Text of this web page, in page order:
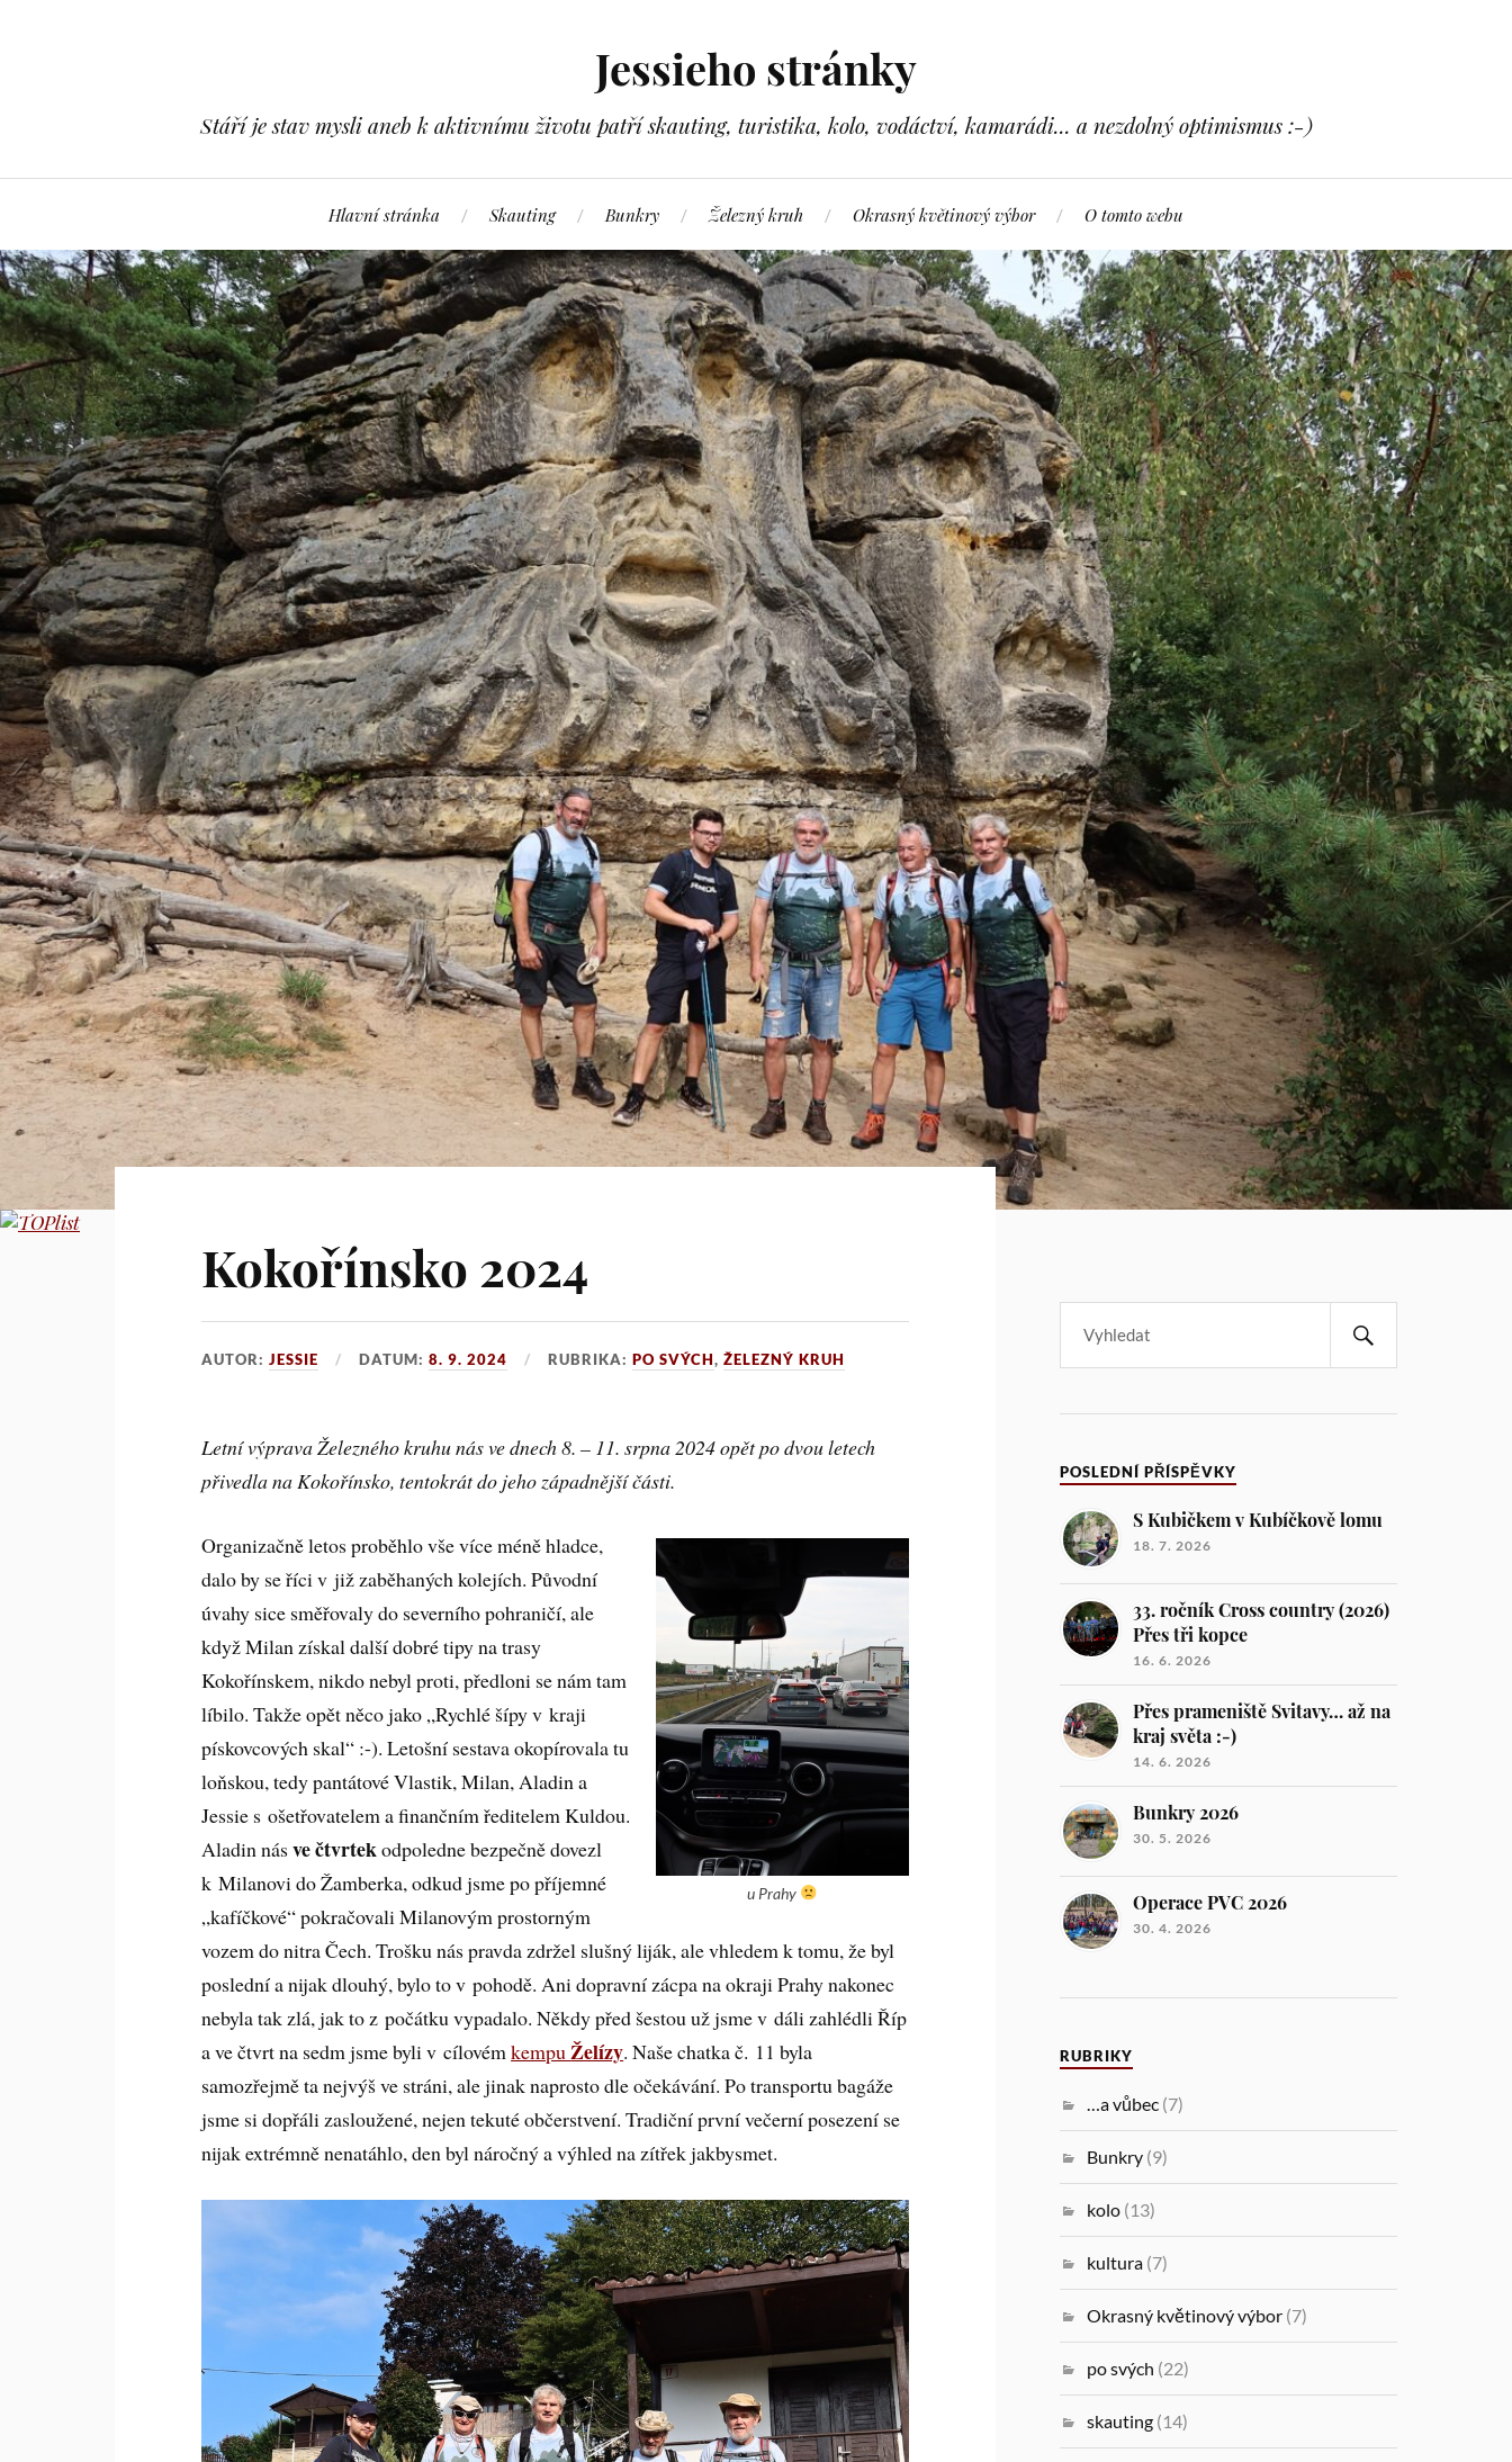
Jessieho stránky
Stáří je stav mysli aneb k aktivnímu životu patří skauting, turistika, kolo, vodáctví, kamarádi... a nezdolný optimismus :-)
Hlavní stránka Skauting Bunkry Železný kruh Okrasný květinový výbor O tomto webu
Kokořínsko 2024
AUTOR:JESSIE DATUM:8. 9. 2024 RUBRIKA:PO SVÝCH,ŽELEZNÝ KRUH
Letní výprava Železného kruhu nás ve dnech 8. – 11. srpna 2024 opět po dvou letech
přivedla na Kokořínsko, tentokrát do jeho západnější části.
u Prahy
Organizačně letos proběhlo vše více méně hladce,
dalo by se říci v již zaběhaných kolejích. Původní
úvahy sice směřovaly do severního pohraničí, ale
když Milan získal další dobré tipy na trasy
Kokořínskem, nikdo nebyl proti, předloni se nám tam
líbilo. Takže opět něco jako „Rychlé šípy v kraji
pískovcových skal“ :-). Letošní sestava okopírovala tu
loňskou, tedy pantátové Vlastik, Milan, Aladin a
Jessie s ošetřovatelem a finančním ředitelem Kuldou.
Aladin násve čtvrtekodpoledne bezpečně dovezl
k Milanovi do Žamberka, odkud jsme po příjemné
„kafíčkové“ pokračovali Milanovým prostorným
vozem do nitra Čech. Trošku nás pravda zdržel slušný liják, ale vhledem k tomu, že byl
poslední a nijak dlouhý, bylo to v pohodě. Ani dopravní zácpa na okraji Prahy nakonec
nebyla tak zlá, jak to z počátku vypadalo. Někdy před šestou už jsme v dáli zahlédli Říp
a ve čtvrt na sedm jsme byli v cílovémkempu Želízy. Naše chatka č. 11 byla
samozřejmě ta nejvýš ve stráni, ale jinak naprosto dle očekávání. Po transportu bagáže
jsme si dopřáli zasloužené, nejen tekuté občerstvení. Tradiční první večerní posezení se
nijak extrémně nenatáhlo, den byl náročný a výhled na zítřek jakbysmet.
POSLEDNÍ PŘÍSPĚVKY
S Kubičkem v Kubíčkově lomu
18. 7. 2026
33. ročník Cross country (2026)
Přes tři kopce
16. 6. 2026
Přes prameniště Svitavy… až na
kraj světa :-)
14. 6. 2026
Bunkry 2026
30. 5. 2026
Operace PVC 2026
30. 4. 2026
RUBRIKY
…a vůbec (7)
Bunkry (9)
kolo (13)
kultura (7)
Okrasný květinový výbor (7)
po svých (22)
skauting (14)